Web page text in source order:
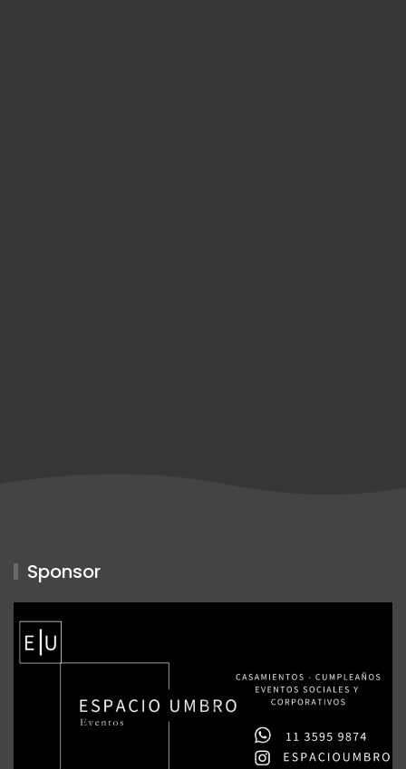
Sponsor